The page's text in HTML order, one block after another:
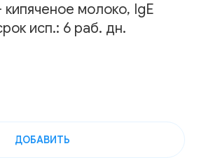
молоко, IgE
исп.: 6 раб. дн.
ДОБАВИТЬ